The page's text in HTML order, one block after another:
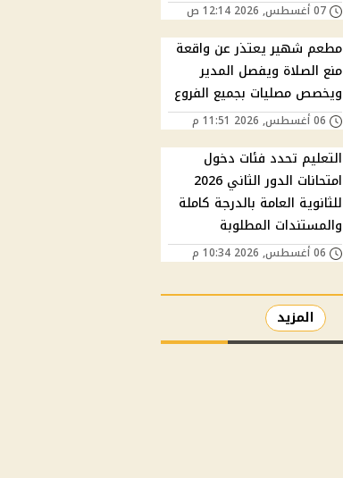
07 أغسطس, 2026 12:14 ص
مطعم شهير يعتذر عن واقعة
منع الصلاة ويفصل المدير
ويخصص مصليات بجميع الفروع
06 أغسطس, 2026 11:51 م
التعليم تحدد فئات دخول
امتحانات الدور الثاني 2026
للثانوية العامة بالدرجة كاملة
والمستندات المطلوبة
06 أغسطس, 2026 10:34 م
المزيد